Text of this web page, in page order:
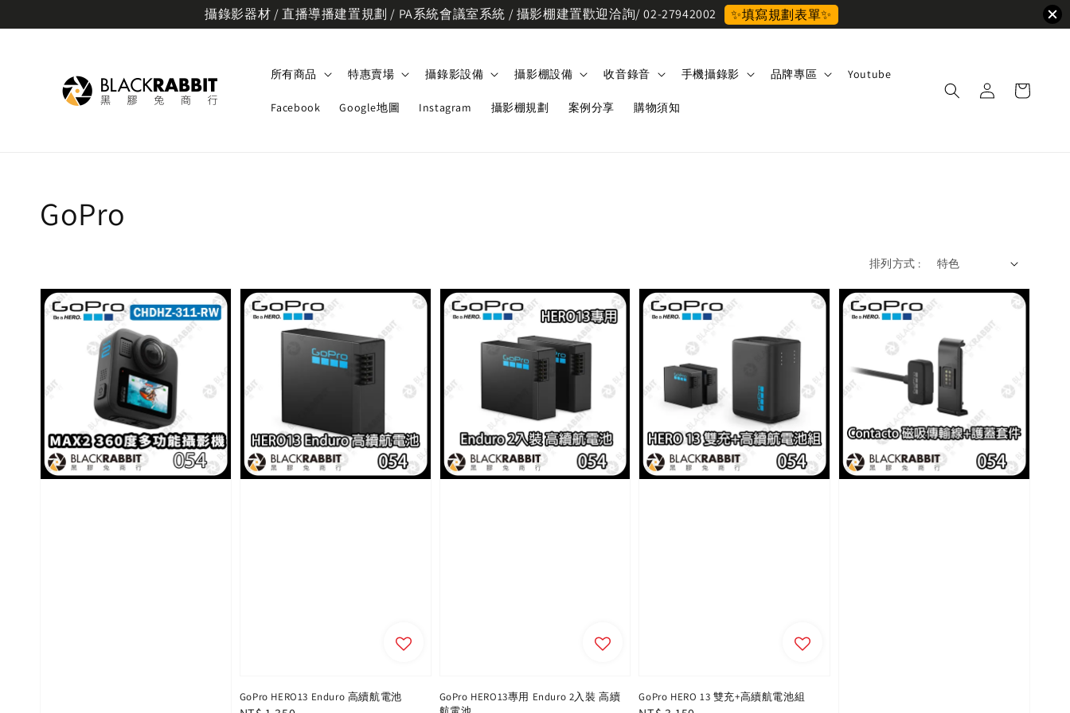
攝錄影器材 / 直播導播建置規劃 / PA系統會議室系統 / 攝影棚建置歡迎洽詢/ 02-27942002 ✨填寫規劃表單✨
所有商品 特惠賣場 攝錄影設備 攝影棚設備 收音錄音 手機攝錄影 品牌專區 Youtube
Facebook Google地圖 Instagram 攝影棚規劃 案例分享 購物須知
GoPro
排列方式 :
GoPro HERO13 Enduro 高續航電池
GoPro HERO13專用 Enduro 2入裝 高續
GoPro HERO 13 雙充+高續航電池組